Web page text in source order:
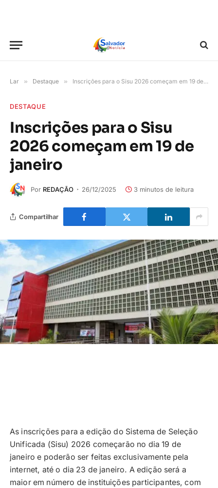
Lar » Destaque » Inscrições para o Sisu 2026 começam em 19 de janeiro
DESTAQUE
Inscrições para o Sisu
2026 começam em 19 de
janeiro
Por REDAÇÃO 26/12/2025 3 minutos de leitura
Compartilhar
As inscrições para a edição do Sistema de Seleção
Unificada (Sisu) 2026 começarão no dia 19 de
janeiro e poderão ser feitas exclusivamente pela
internet, até o dia 23 de janeiro. A edição será a
maior em número de instituições participantes, com